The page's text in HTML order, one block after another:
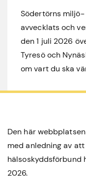
Södertörns
avvecklats och
den 1 juli 2026
Tyresö och
om vart du ska
Den här
med anledning av
hälsoskyddsförbund
2026.